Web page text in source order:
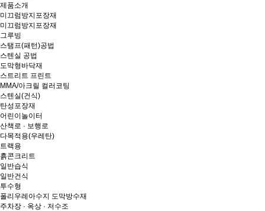
제품소개
미끄럼방지포장재
미끄럼방지포장재
그루빙
스탬프(패턴)공법
스텐실 공법
도막형바닥재
스트리트 프린트
MMA/아크릴 컬러코팅
스텐실(건식)
탄성포장재
어린이놀이터
산책로 · 보행로
다목적용(우레탄)
트랙용
흙콘크리트
일반습식
일반건식
투수형
폴리우레아수지 도막방수재
주차장 · 옥상 · 저수조